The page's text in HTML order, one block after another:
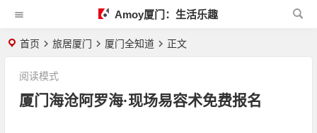
Amoy厦门：生活乐趣
首页 旅居厦门 厦门全知道 正文
厦门海沧阿罗海·现场易容术免费报名
阅读模式